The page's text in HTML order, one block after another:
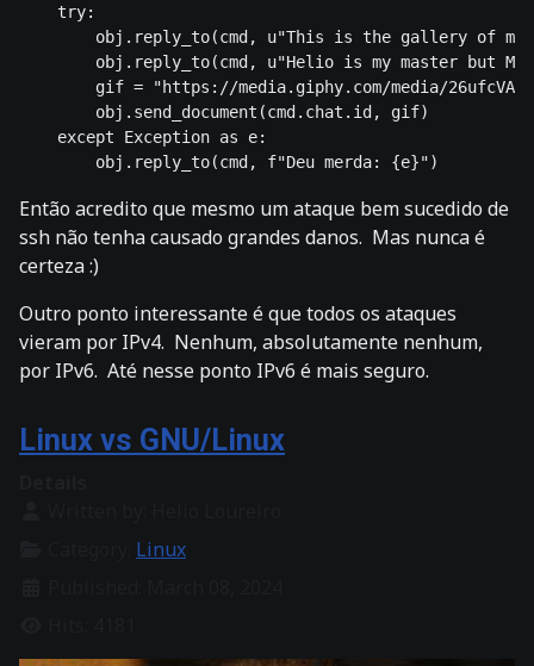
    try:
obj.reply_to(cmd, u"This is the gallery of
obj.reply_to(cmd, u"Helio is my master but
gif = "https://media.giphy.com/media/
        obj.send_document(cmd.chat.id, gif)
    except Exception as e:
Então acredito que mesmo um ataque bem sucedido de
ssh não tenha causado grandes danos. Mas nunca é
certeza :)
Outro ponto interessante é que todos os ataques
vieram por IPv4. Nenhum, absolutamente nenhum,
por IPv6. Até nesse ponto IPv6 é mais seguro.
Linux vs GNU/Linux
Linux